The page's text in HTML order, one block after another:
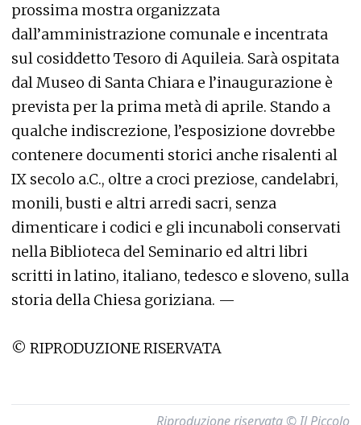
prossima mostra organizzata
dall’amministrazione comunale e incentrata
sul cosiddetto Tesoro di Aquileia. Sarà ospitata
dal Museo di Santa Chiara e l’inaugurazione è
prevista per la prima metà di aprile. Stando a
qualche indiscrezione, l’esposizione dovrebbe
contenere documenti storici anche risalenti al
IX secolo a.C., oltre a croci preziose, candelabri,
monili, busti e altri arredi sacri, senza
dimenticare i codici e gli incunaboli conservati
nella Biblioteca del Seminario ed altri libri
scritti in latino, italiano, tedesco e sloveno, sulla
storia della Chiesa goriziana. —
© RIPRODUZIONE RISERVATA
Riproduzione riservata © Il Piccolo